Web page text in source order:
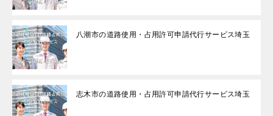
八潮市の道路使用・占用許可申請代行サービス埼玉
志木市の道路使用・占用許可申請代行サービス埼玉